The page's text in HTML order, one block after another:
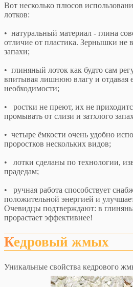
Вот несколько плюсов
лотков:
• натуральный материал - глина
отличие от пластика. Зернышки не
запахи;
• глиняный лоток как будто сам
впитывая лишнюю влагу и отдавая
необходимости;
• ростки не преют, их не
промывать от слизи и затхлого
• четыре ёмкости очень удобно
проростков нескольких видов;
• лотки сделаны по технологии,
прадедам;
• ручная работа способствует
положительной энергией и
Очевидцы подтверждают: в
прорастает эффективнее!
Кедровый жмых
Уникальные свойства кедрового